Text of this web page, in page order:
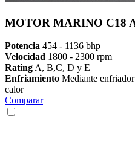
MOTOR MARINO C18
Potencia 454 - 1136 bhp
Velocidad 1800 - 2300 rpm
Rating A, B,C, D y E
Enfriamiento Mediante
calor
Comparar